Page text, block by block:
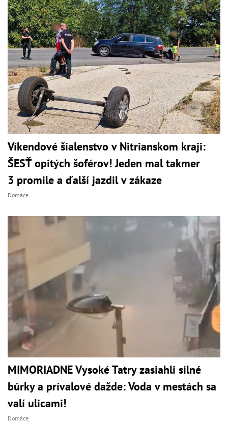
Víkendové šialenstvo v Nitrianskom kraji:
ŠESŤ opitých šoférov! Jeden mal takmer
3 promile a ďalší jazdil v zákaze
Domáce
MIMORIADNE Vysoké Tatry zasiahli silné
búrky a prívalové dažde: Voda v mestách sa
valí ulicami!
Domáce